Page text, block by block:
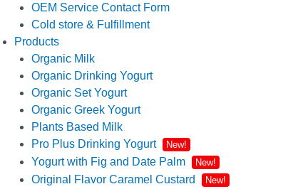
OEM Service Contact Form
Cold store & Fulfillment
Products
Organic Milk
Organic Drinking Yogurt
Organic Set Yogurt
Organic Greek Yogurt
Plants Based Milk
Pro Plus Drinking Yogurt
New!
Yogurt with Fig and Date Palm New!
Original Flavor Caramel Custard New!